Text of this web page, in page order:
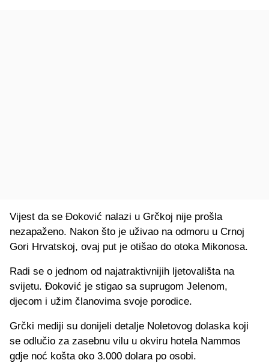
Vijest da se Đoković nalazi u Grčkoj nije prošla
nezapaženo. Nakon što je uživao na odmoru u Crnoj
Gori Hrvatskoj, ovaj put je otišao do otoka Mikonosa.
Radi se o jednom od najatraktivnijih ljetovališta na
svijetu. Đoković je stigao sa suprugom Jelenom,
djecom i užim članovima svoje porodice.
Grčki mediji su donijeli detalje Noletovog dolaska koji
se odlučio za zasebnu vilu u okviru hotela Nammos
gdje noć košta oko 3.000 dolara po osobi.